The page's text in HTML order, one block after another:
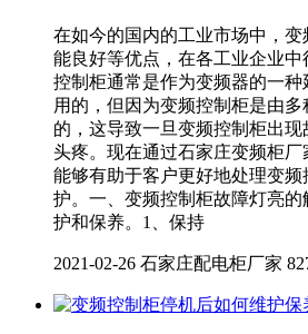
在如今的国内的工业市场中，
能良好等优点，在各工业企业
控制柜通常是作为变频器的一
用的，但因为变频控制柜是由
的，这导致一旦变频控制柜出
头疼。现在通过石家庄变频柜
能够有助于客户更好地处理变
护。一、变频控制柜故障灯亮
护和保养。1、保持
2021-02-26 石家庄配电柜厂家